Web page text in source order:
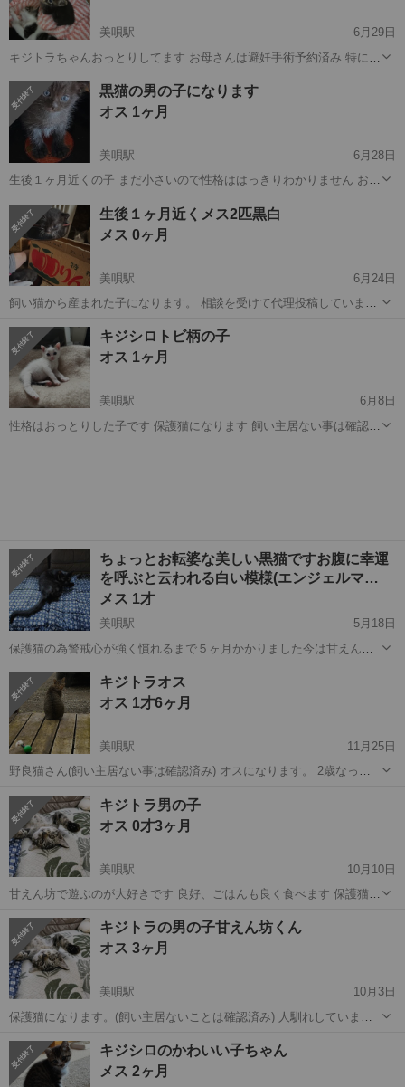
美唄駅
6月29日
キジトラちゃんおっとりしてます お母さんは避妊手術予約済み 特に問
期になりましたので 1日4.5時間置きに離乳食をあげれる方お願いしま
す。 きょうだいも...
北海道 美唄市 美唄駅 きょうだい
黒猫の男の子になります
オス 1ヶ月
美唄駅
6月28日
生後１ヶ月近くの子 まだ小さいので性格ははっきりわかりません お母
し 子猫の為日中に誰かいるお宅でお願いします。 子猫から飼った事の
あの方お願いします。...
北海道 美唄市 美唄駅 猫 性格
生後１ヶ月近くメス2匹黒白
メス 0ヶ月
美唄駅
6月24日
飼い猫から産まれた子になります。 相談を受けて代理投稿していま
まれた子になります。 来月避妊手術予約済み 黒白でメス お母さんか
らミルクを沢山のんで ...
北海道 美唄市 猫 ワクチン
キジシロトビ柄の子
オス 1ヶ月
美唄駅
6月8日
性格はおっとりした子です 保護猫になります 飼い主居ない事は確認済
ちょっとお転婆な美しい黒猫ですお腹に幸運
を呼ぶと云われる白い模様(エンジェルマ…
メス 1才
美唄駅
5月18日
保護猫の為警戒心が強く慣れるまで５ヶ月かかりました今は甘えん坊
す。 16日に避妊手術をしたばかりなので只今観察中ですが食欲もあ
り、順調に回復しています。 ...
北海道 美唄市
キジトラオス
オス 1才6ヶ月
美唄駅
11月25日
野良猫さん(飼い主居ない事は確認済み) オスになります。 2歳なって
み お母さんはたまにしかみかけませんが オスの子は最近家周りにいま
す。 人馴れ100ﾊ...
北海道 美唄市 美唄駅 猫
キジトラ男の子
オス 0才3ヶ月
美唄駅
10月10日
甘えん坊で遊ぶのが大好きです 良好、ごはんも良く食べます 保護猫、
北海道 美唄市 美唄駅 キジトラ
キジトラの男の子甘えん坊くん
オス 3ヶ月
美唄駅
10月3日
保護猫になります。(飼い主居ないことは確認済み) 人馴れしていま
男の子なので甘えん坊ですよ １回目ワクチンしています。 虫駆除済み
保護した方が医療費は負担...
北海道 美唄市 猫 ワクチン
キジシロのかわいい子ちゃん
メス 2ヶ月